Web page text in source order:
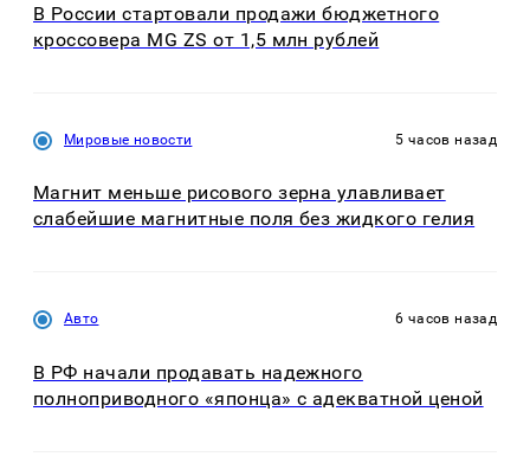
В России стартовали продажи бюджетного
кроссовера MG ZS от 1,5 млн рублей
Мировые новости 5 часов назад
Магнит меньше рисового зерна улавливает
слабейшие магнитные поля без жидкого гелия
Авто 6 часов назад
В РФ начали продавать надежного
полноприводного «японца» с адекватной ценой